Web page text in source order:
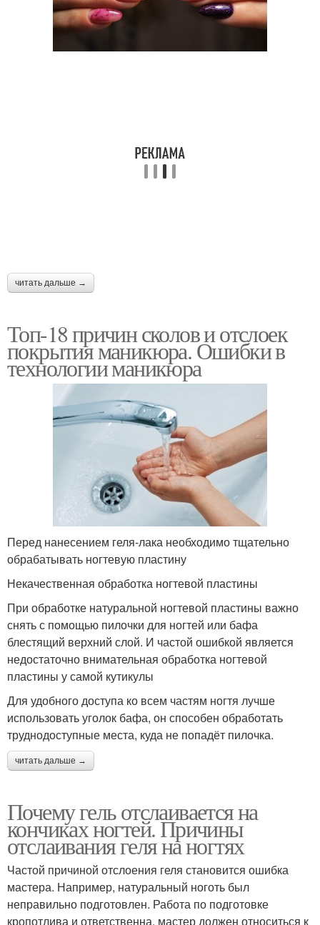
читать дальше →
Топ-18 причин сколов и отслоек
покрытия маникюра. Ошибки в
технологии маникюра
Перед нанесением геля-лака необходимо тщательно
обрабатывать ногтевую пластину
Некачественная обработка ногтевой пластины
При обработке натуральной ногтевой пластины важно
снять с помощью пилочки для ногтей или бафа
блестящий верхний слой. И частой ошибкой является
недостаточно внимательная обработка ногтевой
пластины у самой кутикулы
Для удобного доступа ко всем частям ногтя лучше
использовать уголок бафа, он способен обработать
труднодоступные места, куда не попадёт пилочка.
читать дальше →
Почему гель отслаивается на
кончиках ногтей. Причины
отслаивания геля на ногтях
Частой причиной отслоения геля становится ошибка
мастера. Например, натуральный ноготь был
неправильно подготовлен. Работа по подготовке
кропотлива и ответственна, мастер должен относиться к